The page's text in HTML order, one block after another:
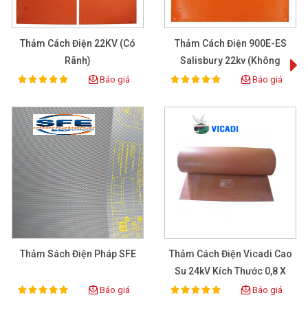
Thảm Cách Điện 22KV (có
Rãnh)
Rating:
100% Báo giá
Thảm Cách Điện 900E-ES
Salisbury 22kv (không
Rãnh)
Rating:
100% Báo giá
Thảm Sách Điện Pháp SFE
Rating:
100% Báo giá
Thảm Cách Điện Vicadi Cao
Su 24kV Kích Thước 0,8 X
0,8m
Rating:
100% Báo giá